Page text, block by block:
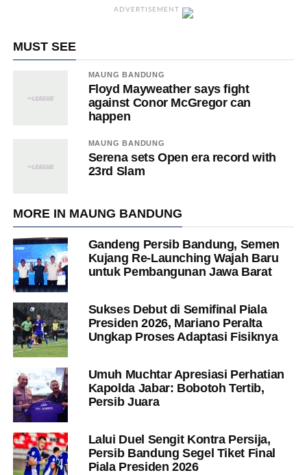
ADVERTISEMENT
MUST SEE
MAUNG BANDUNG
Floyd Mayweather says fight
against Conor McGregor can
happen
MAUNG BANDUNG
Serena sets Open era record with
23rd Slam
MORE IN MAUNG BANDUNG
Gandeng Persib Bandung, Semen
Kujang Re-Launching Wajah Baru
untuk Pembangunan Jawa Barat
Sukses Debut di Semifinal Piala
Presiden 2026, Mariano Peralta
Ungkap Proses Adaptasi Fisiknya
Umuh Muchtar Apresiasi Perhatian
Kapolda Jabar: Bobotoh Tertib,
Persib Juara
Lalui Duel Sengit Kontra Persija,
Persib Bandung Segel Tiket Final
Piala Presiden 2026